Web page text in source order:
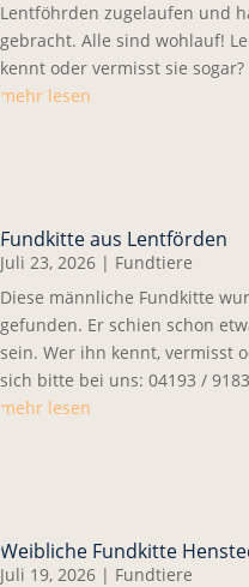
Lentföhrden zugelaufen und
gebracht. Alle sind wohlauf!
kennt oder vermisst sie
mehr lesen
Fundkitte aus Lentförden
Juli 23, 2026 | Fundtiere
Diese männliche Fundkitte
gefunden. Er schien schon
sein. Wer ihn kennt, vermisst
sich bitte bei uns: 04193 /
mehr lesen
Weibliche Fundkitte
Juli 19, 2026 | Fundtiere